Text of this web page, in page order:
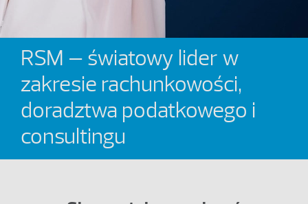
RSM – światowy lider w
zakresie rachunkowości,
doradztwa podatkowego i
consultingu